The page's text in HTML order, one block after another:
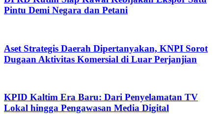
Pintu Demi Negara dan Petani
Aset Strategis Daerah Dipertanyakan, KNPI Sorot
Dugaan Aktivitas Komersial di Luar Perjanjian
KPID Kaltim Era Baru: Dari Penyelamatan TV
Lokal hingga Pengawasan Media Digital